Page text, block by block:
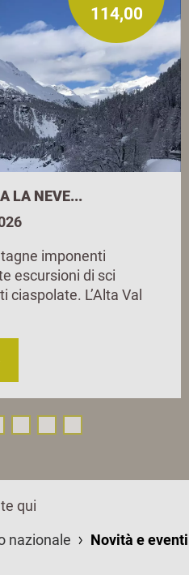
114,00
LA NEVE...
imponenti
escursioni di sci
L’Alta Val
qui
nazionale
Novità e eventi